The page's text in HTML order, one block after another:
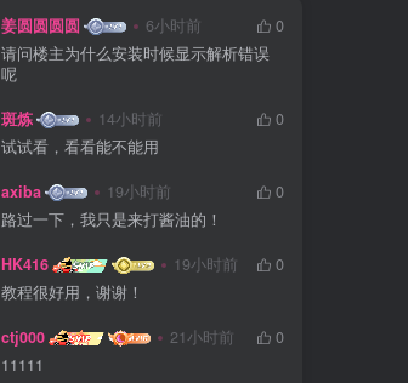
姜圆圆圆圆 6小时前
0
请问楼主为什么安装时候显示解析错误
呢
斑炼 14小时前
0
试试看，看看能不能用
axiba 19小时前
0
路过一下，我只是来打酱油的！
HK416 19小时前
0
教程很好用，谢谢！
ctj000 21小时前
0
11111